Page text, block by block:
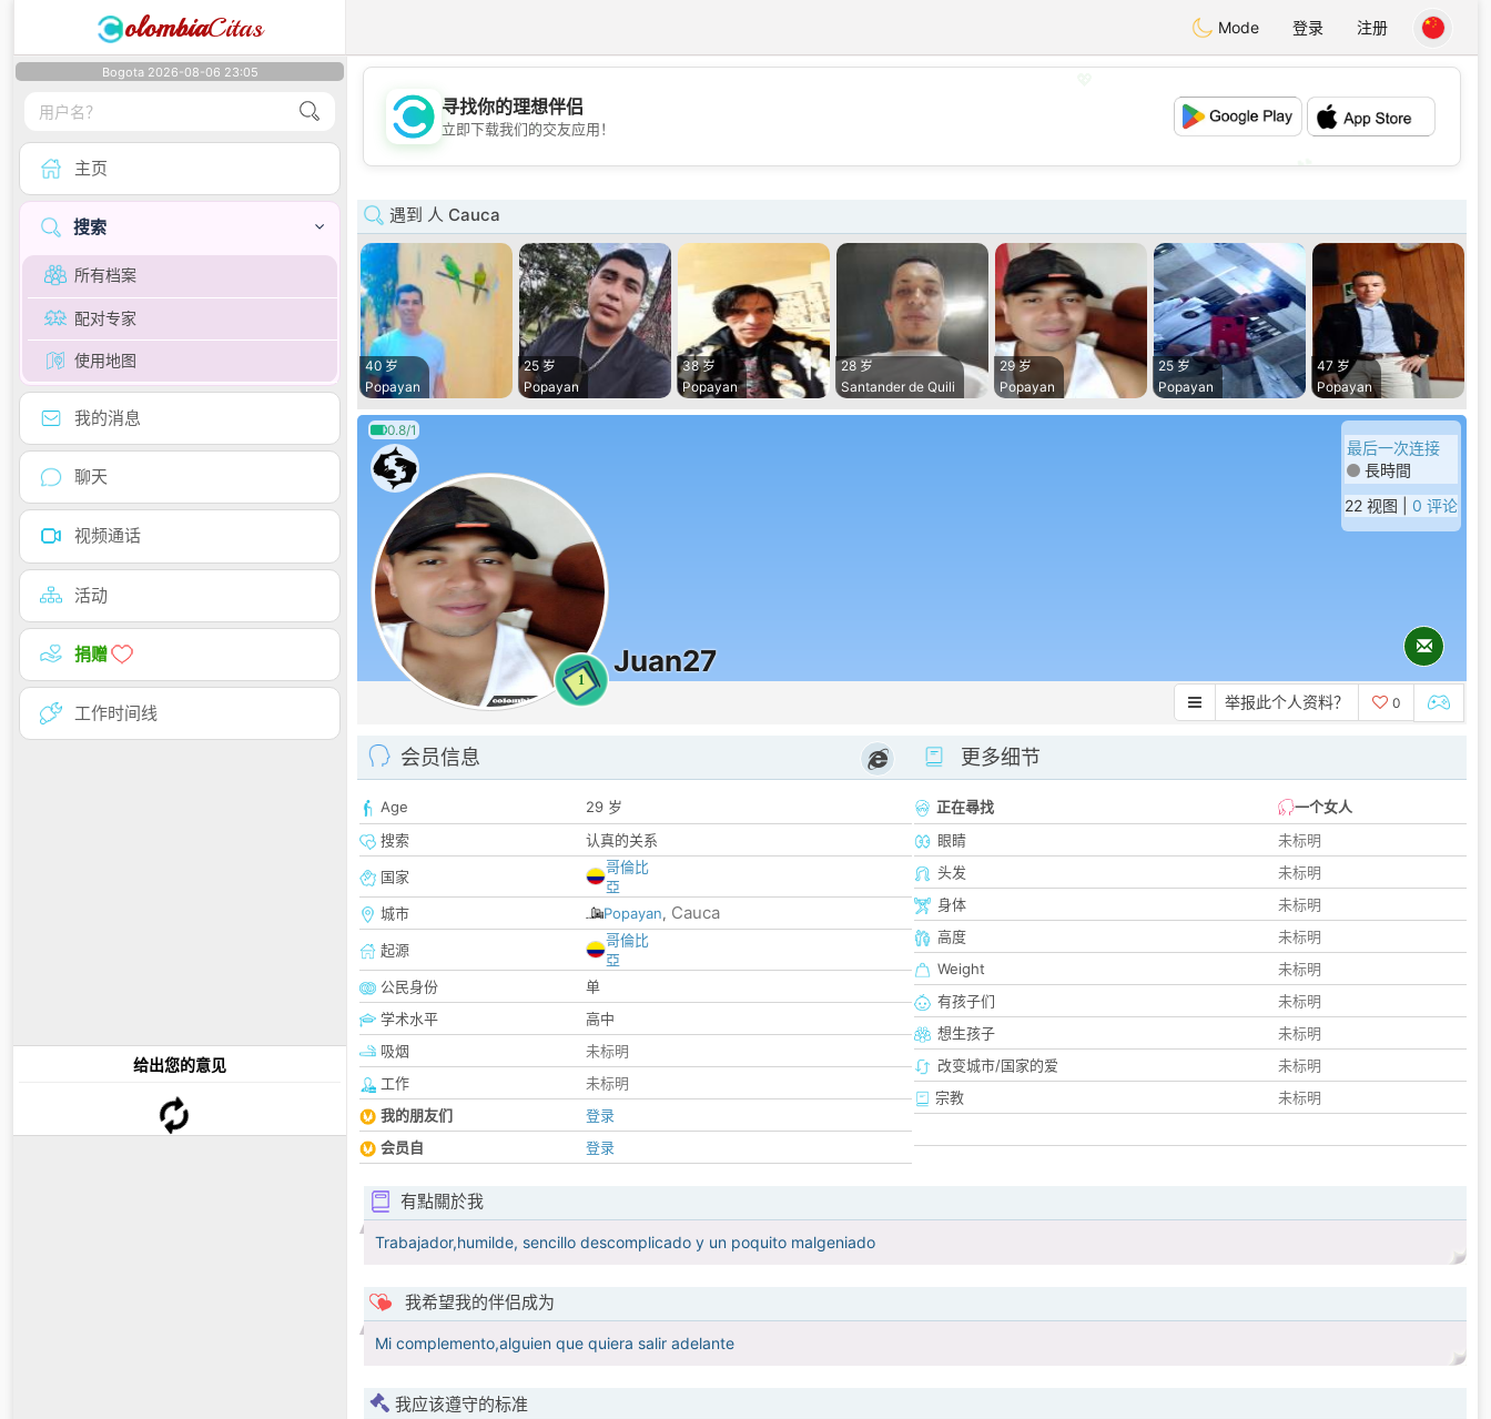
olombiaCitas Mode 登录 注册
Bogota 2026-08-06 23:05
主页
搜索
所有档案
配对专家
使用地图
我的消息
聊天
视频通话
活动
捐赠
工作时间线
给出您的意见
💖
💕
寻找你的理想伴侣
立即下载我们的交友应用！
遇到 人 Cauca
40 岁
Popayan
25 岁
Popayan
38 岁
Popayan
28 岁
Santander de Quili
29 岁
Popayan
25 岁
Popayan
47 岁
Popayan
0.8/1
1
Juan27
最后一次连接
長時間
22 视图 | 0 评论
举报此个人资料？ 0
会员信息
Age
29 岁
搜索
认真的关系
国家
哥倫比
亞
城市
Popayan, Cauca
起源
哥倫比
亞
公民身份
单
学术水平
高中
吸烟
未标明
工作
未标明
我的朋友们
登录
会员自
登录
更多细节
正在尋找
一个女人
眼睛
未标明
头发
未标明
身体
未标明
高度
未标明
Weight
未标明
有孩子们
未标明
想生孩子
未标明
改变城市/国家的爱
未标明
宗教
未标明
有點關於我
Trabajador,humilde, sencillo descomplicado y un poquito malgeniado
我希望我的伴侣成为
Mi complemento,alguien que quiera salir adelante
我应该遵守的标准